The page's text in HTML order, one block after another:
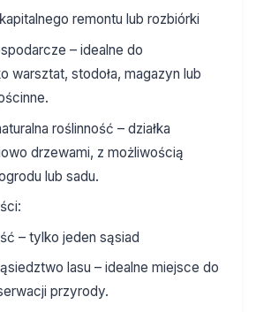
remontu lub rozbiórki
– idealne do
warsztat, stodoła, magazyn lub
roślinność – działka
drzewami, z możliwością
lub sadu.
– tylko jeden sąsiad
lasu – idealne miejsce do
przyrody.